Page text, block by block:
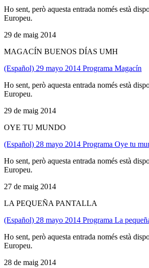
Ho sent, però aquesta entrada només està
Europeu.
29 de maig 2014
MAGACÍN BUENOS DÍAS UMH
(Español) 29 mayo 2014 Programa Magacín
Ho sent, però aquesta entrada només està
Europeu.
29 de maig 2014
OYE TU MUNDO
(Español) 28 mayo 2014 Programa Oye tu
Ho sent, però aquesta entrada només està
Europeu.
27 de maig 2014
LA PEQUEÑA PANTALLA
(Español) 28 mayo 2014 Programa La
Ho sent, però aquesta entrada només està
Europeu.
28 de maig 2014